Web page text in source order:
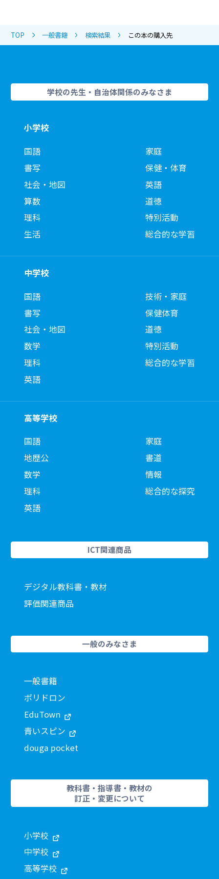
TOP 一般書籍 検索結果 この本の購入先
学校の先生・自治体関係のみなさま
小学校
国語
書写
社会・地図
算数
理科
生活
家庭
保健・体育
英語
道徳
特別活動
総合的な学習
中学校
国語
書写
社会・地図
数学
理科
英語
技術・家庭
保健体育
道徳
特別活動
総合的な学習
高等学校
国語
地歴公
数学
理科
英語
家庭
書道
情報
総合的な探究
ICT関連商品
デジタル教科書・教材
評価関連商品
一般のみなさま
一般書籍
ポリドロン
EduTown
青いスピン
douga pocket
教科書・指導書・教材の
訂正・変更について
小学校
中学校
高等学校